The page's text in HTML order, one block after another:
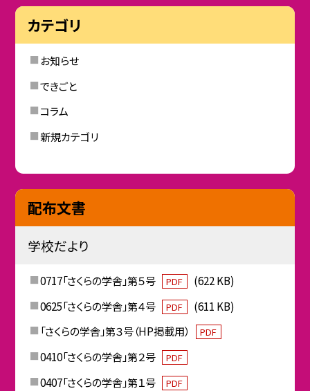
カテゴリ
お知らせ
できごと
コラム
新規カテゴリ
配布文書
学校だより
0717「さくらの学舎」第５号 PDF
(622 KB)
0625「さくらの学舎」第４号
PDF
(611 KB)
「さくらの学舎」第３号（HP掲載用）
PDF
0410「さくらの学舎」第２号 PDF
0407「さくらの学舎」第１号 PDF